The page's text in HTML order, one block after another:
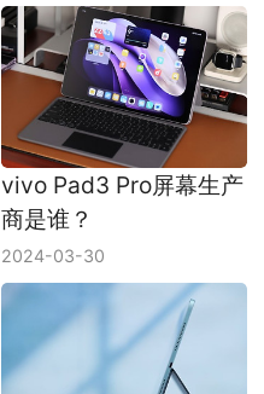
vivo Pad3 Pro屏幕生产
商是谁？
2024-03-30